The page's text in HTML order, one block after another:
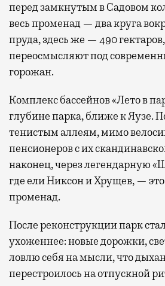
перед замкнутым в Садовом
весь променад — два круга
пруда, здесь же — 490
переосмысляют под
горожан.
Комплекс бассейнов «Лето в
глубине парка, ближе к Яузе.
тенистым аллеям, мимо
пенсионеров с их
наконец, через легендарную
где ели Никсон и Хрущев, — это
променад.
После реконструкции парк
ухоженнее: новые дорожки,
ловлю себя на мысли, что
перестроилось на отпускной